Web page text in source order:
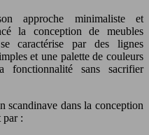
approche minimaliste et
la conception de meubles
caractérise par des lignes
et une palette de couleurs
fonctionnalité sans sacrifier
scandinave dans la conception
par :